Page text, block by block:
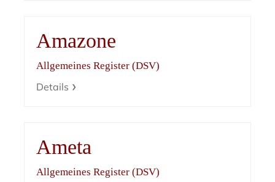
Amazone
Allgemeines Register (DSV)
Details
Ameta
Allgemeines Register (DSV)